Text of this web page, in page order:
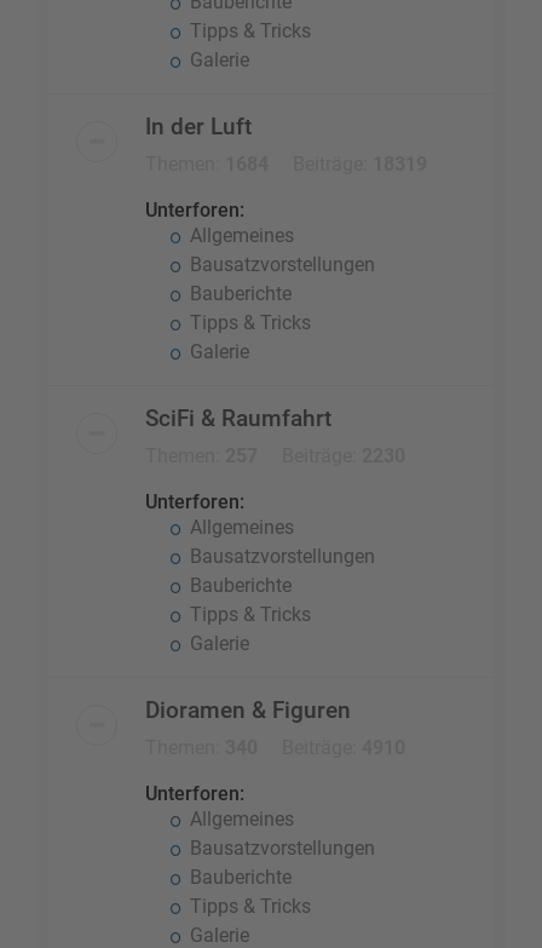
Tipps & Tricks
Galerie
In der Luft
Unterforen:
Allgemeines
Bausatzvorstellungen
Bauberichte
Tipps & Tricks
Galerie
SciFi & Raumfahrt
Unterforen:
Allgemeines
Bausatzvorstellungen
Bauberichte
Tipps & Tricks
Galerie
Dioramen & Figuren
Unterforen:
Allgemeines
Bausatzvorstellungen
Bauberichte
Tipps & Tricks
Galerie